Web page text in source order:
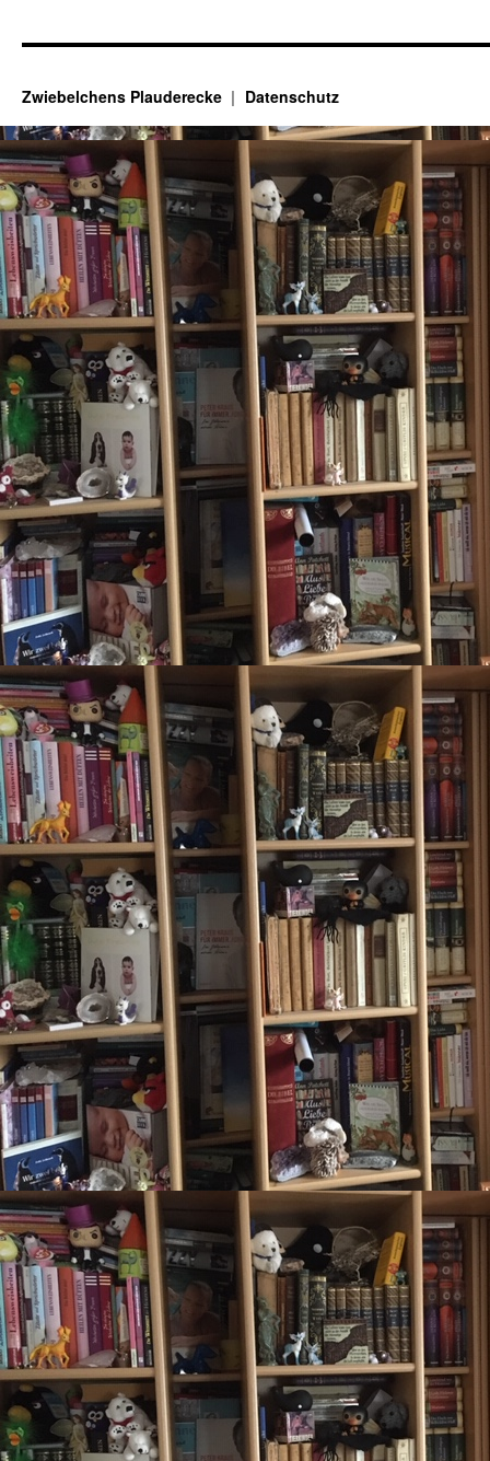
Zwiebelchens Plauderecke Datenschutz